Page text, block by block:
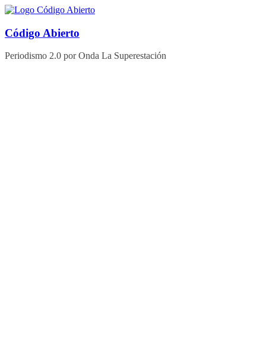
Saltar
contenido
Código Abierto
Periodismo 2.0 por Onda La Superestación